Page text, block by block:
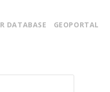
DATABASE GEOPORTAL